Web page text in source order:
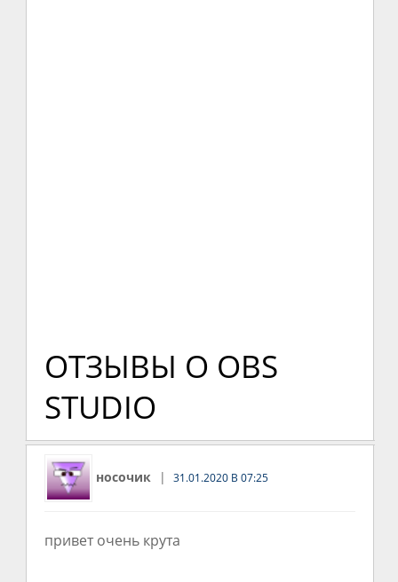
ОТЗЫВЫ О OBS
STUDIO
носочик 31.01.2020 В 07:25
привет очень крута